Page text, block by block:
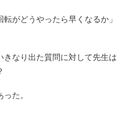
がどうやったら早くなるか」
きなり出た質問に対して先生は
た。